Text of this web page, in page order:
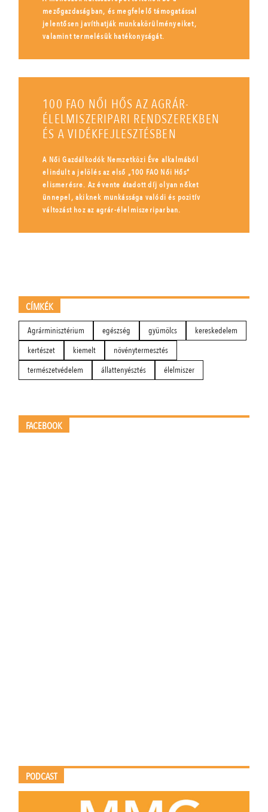
mezőgazdaságban, és megfelelő támogatással
jelentősen javíthatják munkakörülményeiket,
valamint termelésük hatékonyságát.
100 FAO NŐI HŐS AZ AGRÁR-
ÉLELMISZERIPARI RENDSZEREKBEN
ÉS A VIDÉKFEJLESZTÉSBEN
A Női Gazdálkodók Nemzetközi Éve alkalmából
elindult a jelölés az első „100 FAO Női Hős”
elismerésre. Az évente átadott díj olyan nőket
ünnepel, akiknek munkássága valódi és pozitív
változást hoz az agrár-élelmiszeriparban.
CÍMKÉK
Agrárminisztérium egészség gyümölcs
kereskedelem
kertészet
kiemelt
növénytermesztés
természetvédelem
állattenyésztés élelmiszer
FACEBOOK
PODCAST